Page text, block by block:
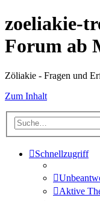
zoeliakie-
Forum ab
Zöliakie - Fragen und
Zum Inhalt
Schnellzugriff
Aktive